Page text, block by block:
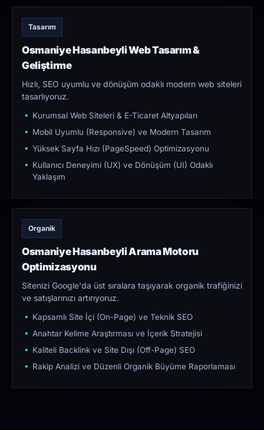
Tasarım
Osmaniye Hasanbeyli Web Tasarım &
Geliştirme
Hızlı, SEO uyumlu ve dönüşüm odaklı modern web siteleri
tasarlıyoruz.
Kurumsal Web Siteleri & E-Ticaret Altyapıları
Mobil Uyumlu (Responsive) ve Modern Tasarım
Yüksek Sayfa Hızı (PageSpeed) Optimizasyonu
Kullanıcı Deneyimi (UX) ve Dönüşüm (UI) Odaklı
Yaklaşım
Organik
Osmaniye Hasanbeyli Arama Motoru
Optimizasyonu
Sitenizi Google'da üst sıralara taşıyarak organik trafiğinizi
ve satışlarınızı artırıyoruz.
Kapsamlı Site İçi (On-Page) ve Teknik SEO
Anahtar Kelime Araştırması ve İçerik Stratejisi
Kaliteli Backlink ve Site Dışı (Off-Page) SEO
Rakip Analizi ve Düzenli Organik Büyüme Raporlaması